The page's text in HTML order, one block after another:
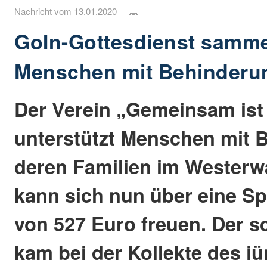
Nachricht vom 13.01.2020
GoIn-Gottesdienst
Menschen mit
Der Verein „Gemeinsam
unterstützt Menschen mit
deren Familien im
kann sich nun über eine
von 527 Euro freuen. Der
kam bei der Kollekte des